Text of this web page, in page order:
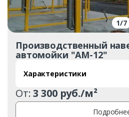
1/7
Производственный
автомойки "АМ-12"
Характеристики
От:3 300 руб./м²